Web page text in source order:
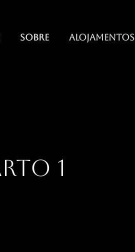
SOBRE ALOJAMENTOS
1